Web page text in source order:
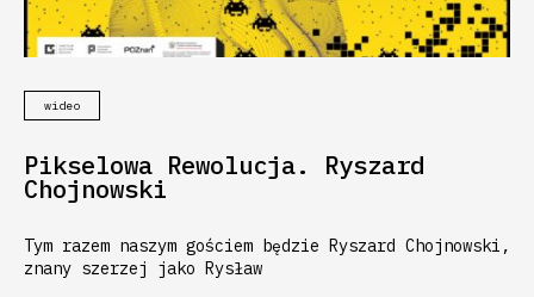
wideo
Pikselowa Rewolucja. Ryszard
Chojnowski
Tym razem naszym gościem będzie Ryszard Chojnowski,
znany szerzej jako Rysław